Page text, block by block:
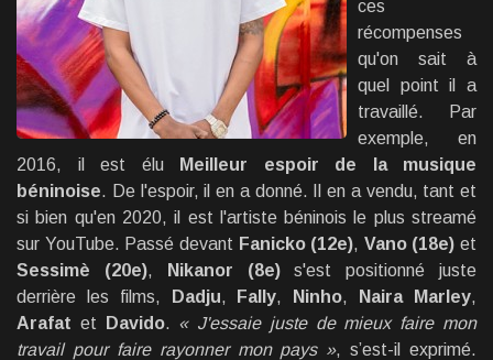
ces
récompenses
qu'on sait à
quel point il a
travaillé. Par
exemple, en
2016, il est élu
Meilleur espoir de la musique
béninoise. De l'espoir, il en a donné. Il en a vendu, tant et
si bien qu'en 2020, il est l'artiste béninois le plus streamé
sur YouTube. Passé devant Fanicko (12e), Vano (18e) et
Sessimè (20e), Nikanor (8e)s'est positionné juste
derrière les films,
Dadju, Fally, Ninho, Naira Marley,
Arafat et Davido. « J'essaie juste de mieux faire mon
travail pour faire rayonner mon pays », s’est-il exprimé.